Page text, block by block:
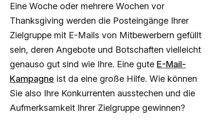
Eine Woche oder mehrere Wochen vor
Thanksgiving werden die Posteingänge Ihrer
Zielgruppe mit E-Mails von Mitbewerbern gefüllt
sein, deren Angebote und Botschaften vielleicht
genauso gut sind wie Ihre. Eine gute E-Mail-
Kampagne ist da eine große Hilfe. Wie können
Sie also Ihre Konkurrenten ausstechen und die
Aufmerksamkeit Ihrer Zielgruppe gewinnen?